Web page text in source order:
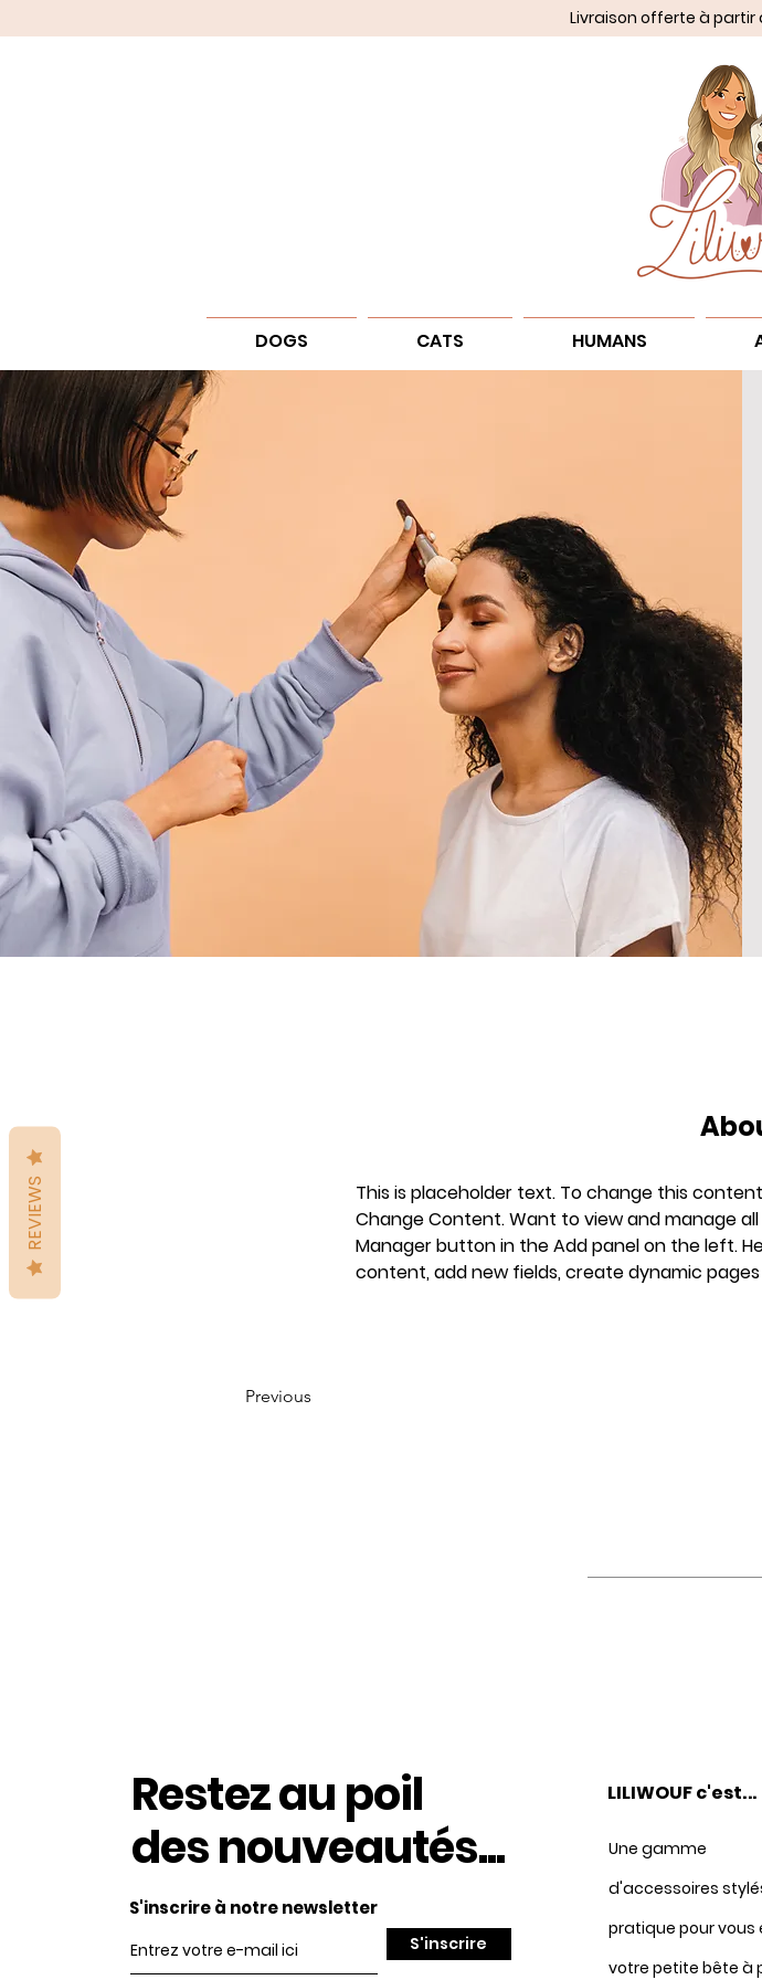
Livraison offerte à partir
DOGS CATS HUMANS
This is placeholder text. To change this
Change Content. Want to view and manage
Manager button in the Add panel on the left.
content, add new fields, create dynamic
Previous
Restez au poil
des nouveautés...
S'inscrire à notre newsletter
S'inscrire
LILIWOUF c'est...
Une gamme
d'accessoires
pratique pour vous
votre petite bête à
REVIEWS